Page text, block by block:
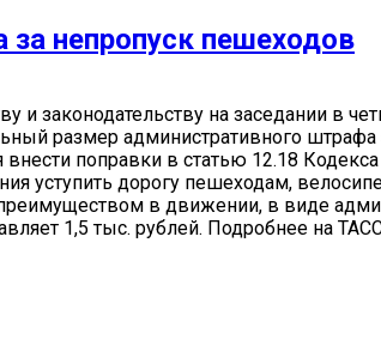
непропуск пешеходов
законодательству на заседании в
размер административного
внести поправки в статью 12.18
уступить дорогу пешеходам,
в движении, в виде
1,5 тыс. рублей. Подробнее на